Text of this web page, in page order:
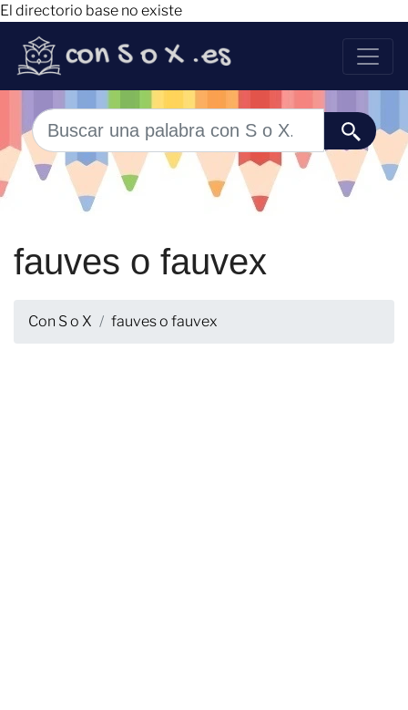
El directorio base no existe
fauves o fauvex
Con S o X fauves o fauvex